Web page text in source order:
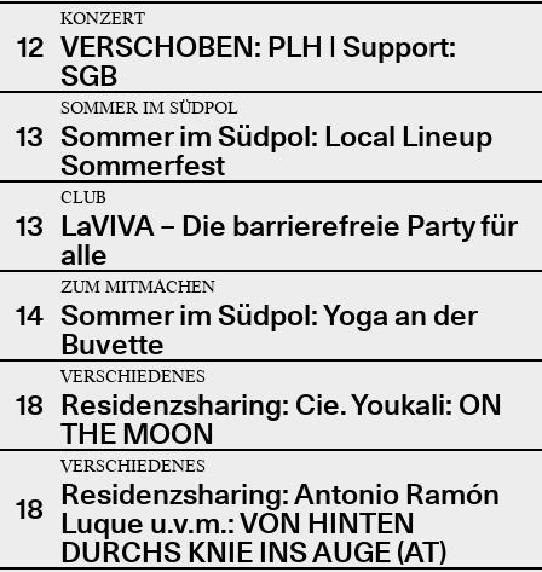
12
KONZERT
VERSCHOBEN: PLH | Support:
SGB
13
SOMMER IM SÜDPOL
Sommer im Südpol: Local Lineup
Sommerfest
13
CLUB
LaVIVA – Die barrierefreie Party für
alle
14
ZUM MITMACHEN
Sommer im Südpol: Yoga an der
Buvette
18
VERSCHIEDENES
Residenzsharing: Cie. Youkali: ON
THE MOON
18
VERSCHIEDENES
Residenzsharing: Antonio Ramón
Luque u.v.m.: VON HINTEN
DURCHS KNIE INS AUGE (AT)